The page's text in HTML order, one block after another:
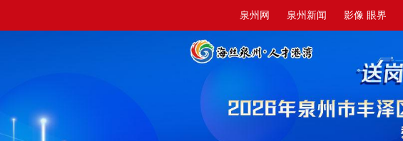
泉州网 泉州新闻 影像 眼界